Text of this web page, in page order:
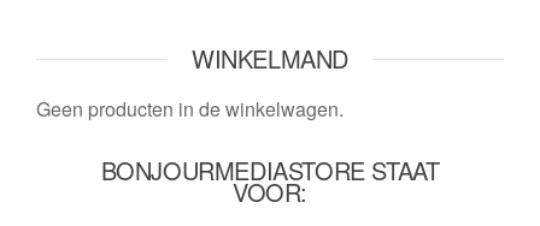
WINKELMAND
Geen producten in de winkelwagen.
BONJOURMEDIASTORE STAAT
VOOR: